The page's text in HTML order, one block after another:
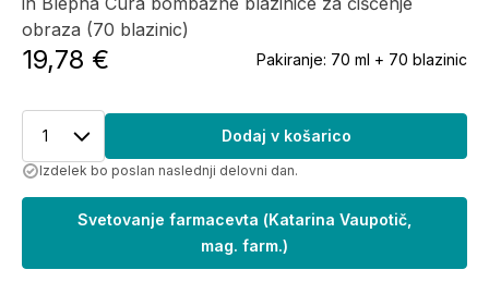
obraza (70 blazinic)
19,78 € Pakiranje: 70 ml + 70 blazinic
1 Dodaj v košarico
Izdelek bo poslan naslednji delovni dan.
Svetovanje farmacevta (Katarina Vaupotič,
mag. farm.)